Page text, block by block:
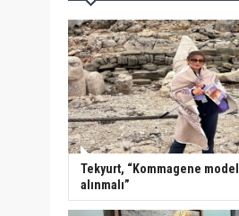
Tekyurt, “Kommagene
alınmalı”